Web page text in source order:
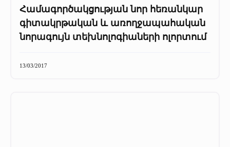
Համագործակցության նոր հեռանկար
գիտակրթական և առողջապահական
նորագույն տեխնոլոգիաների ոլորտում
13/03/2017